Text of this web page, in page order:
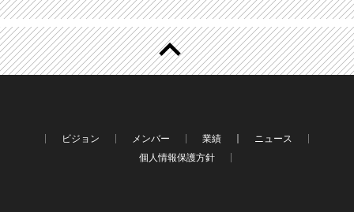
ビジョン メンバー 業績
ニュース
個人情報保護方針